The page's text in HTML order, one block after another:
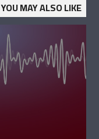
YOU MAY ALSO LIKE